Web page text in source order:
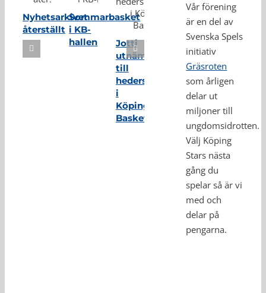
Nyhetsarkivet
återställt
Sommarbasket
i KB-
hallen
Jotti
utnämnd
till
hedersmedlem
i
Köping
Basket
Vår förening
är en del av
Svenska Spels
initiativ
Gräsroten
som årligen
delar ut
miljoner till
ungdomsidrotten.
Välj Köping
Stars nästa
gång du
spelar så är vi
med och
delar på
pengarna.